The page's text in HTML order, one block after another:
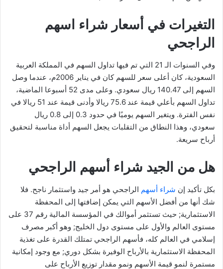
التغيرات في أسعار شراء اسهم
الراجحي
وفي السنوات الـ 21 التي تم فيها تداول السهم في المملكة العربية
السعودية، كان أعلى سعر للسهم كان في يناير 2006م، عندما وصل
السهم إلى 140.47 ريال سعودي. وعلى مدى 52 أسبوعا الماضية،
تداول السهم بأعلي قيمة عند 75.6 ريالا وأدنى قيمة عند 51 ريالا في
نفس الفترة. ويتغير السهم يوميًا في حدود 0.3 إلى 0.8 ريال
سعودي، وهذا النطاق من التقلبات يجعل السهم أداة مناسبة لتحقيق
أرباح سريعة.
هل من الجيد شراء أسهم الراجحي
بكل تأكيد إن شراء أسهم الراجحي هو أمر جيد واستثمار ناجح. فلا
شك أنها من أفضل الأسهم التي يمكن إضافتها إلى المحفظة
الاستثمارية; حيث تستثمر أموالك في المؤسسة المالية رقم 37 على
مستوى العالم والأول على مستوى دول الخليج; وهو أكبر مصرف
إسلامي في العالم كله، فأسهم الراجحي تمتلك القدرة على تغذية
المحفظة الاستثمارية بالأرباح الوفيرة بشكل دوري; مع وجود إمكانية
مستمرة لنمو قيمة الأسهم ونمو مقدار توزيع الأرباح على